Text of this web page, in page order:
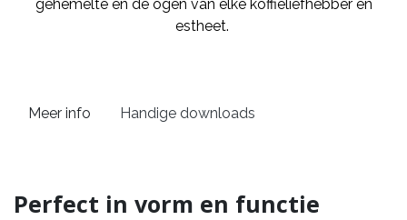
gehemelte en de ogen van elke koffieliefhebber en
estheet.
Meer info Handige downloads
Perfect in vorm en functie